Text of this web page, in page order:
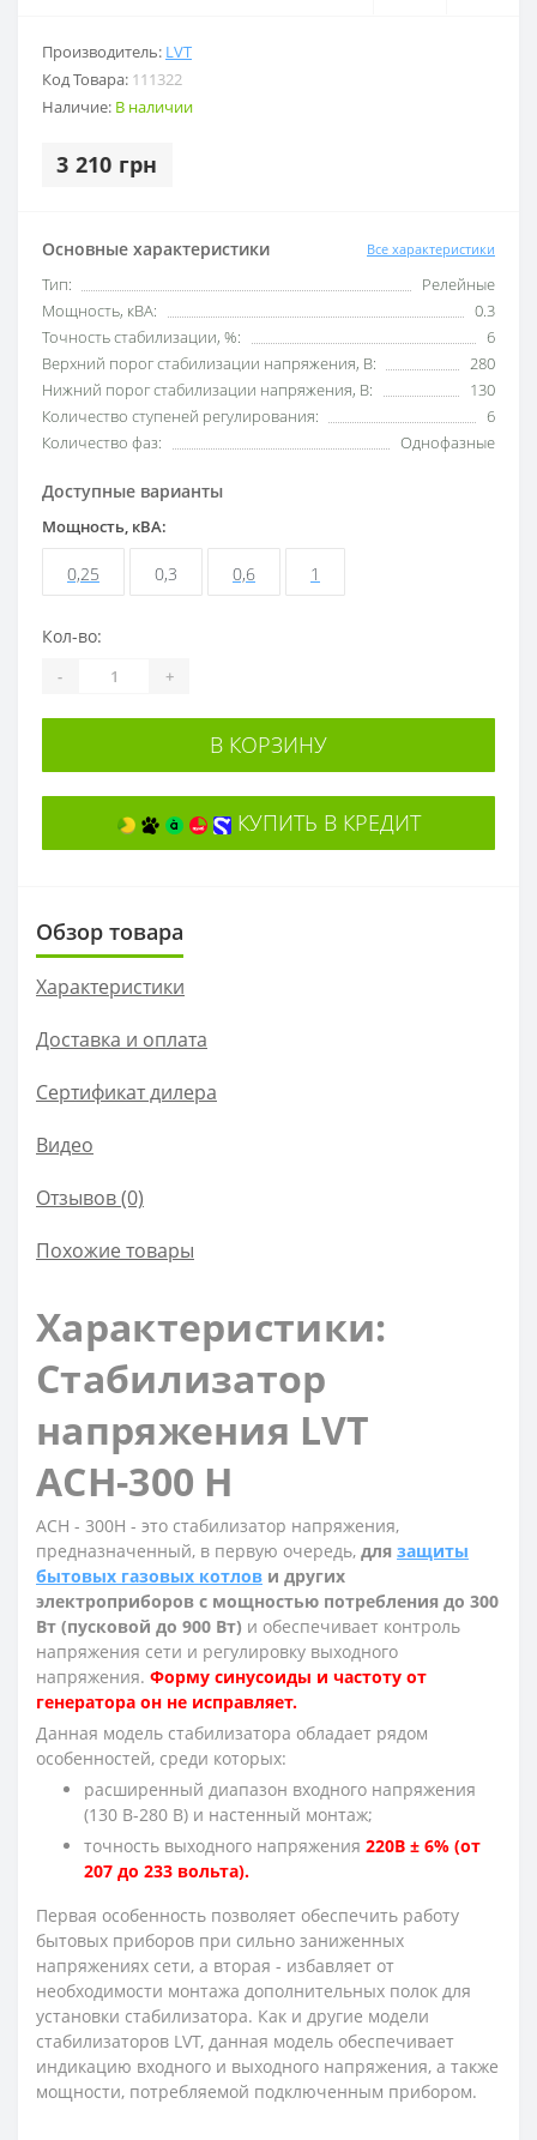
Производитель: LVT
Код Товара: 111322
Наличие: В наличии
3 210 грн
Основные характеристики Все характеристики
Тип:
Релейные
Мощность, кВА:
0.3
Точность стабилизации, %:
6
Верхний порог стабилизации напряжения, В:
280
Нижний порог стабилизации напряжения, В:
130
Количество ступеней регулирования:
6
Количество фаз:
Однофазные
Доступные варианты
Мощность, кВА:
0,25 0,3 0,6 1
Кол-во:
- +
В КОРЗИНУ
КУПИТЬ В КРЕДИТ
Обзор товара
Характеристики
Доставка и оплата
Сертификат дилера
Видео
Отзывов (0)
Похожие товары
Характеристики:
Стабилизатор
напряжения LVT
АСН-300 Н
АСН - 300Н - это стабилизатор напряжения,
предназначенный, в первую очередь, для защиты
бытовых газовых котлов и других
электроприборов с мощностью потребления до 300
Вт (пусковой до 900 Вт) и обеспечивает контроль
напряжения сети и регулировку выходного
напряжения. Форму синусоиды и частоту от
генератора он не исправляет.
Данная модель стабилизатора обладает рядом
особенностей, среди которых:
расширенный диапазон входного напряжения
(130 В-280 В) и настенный монтаж;
точность выходного напряжения 220В ± 6% (от
207 до 233 вольта).
Первая особенность позволяет обеспечить работу
бытовых приборов при сильно заниженных
напряжениях сети, а вторая - избавляет от
необходимости монтажа дополнительных полок для
установки стабилизатора. Как и другие модели
стабилизаторов LVT, данная модель обеспечивает
индикацию входного и выходного напряжения, а также
мощности, потребляемой подключенным прибором.